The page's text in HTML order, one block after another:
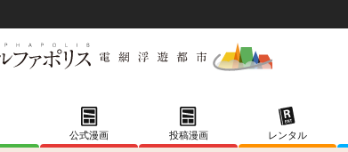
公式漫画 投稿漫画 レンタル